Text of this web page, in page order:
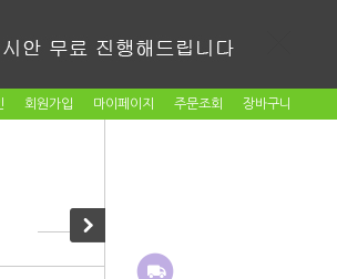
회원가입 마이페이지 주문조회 장바구니